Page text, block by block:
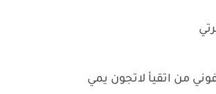
من اتقيأ لاتجون يمي